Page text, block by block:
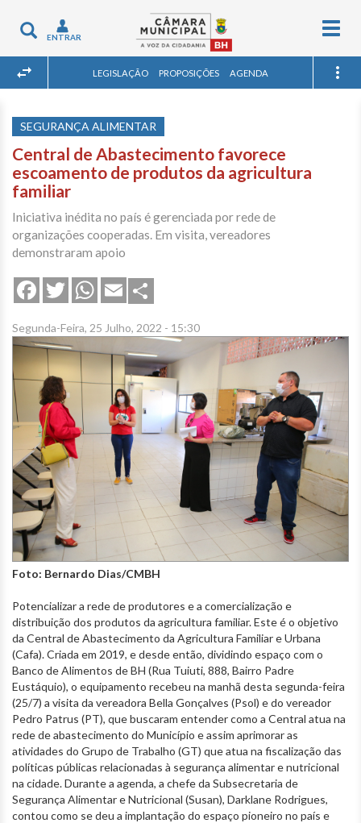
Toggle
navigation
ENTRAR
LEGISLAÇÃO PROPOSIÇÕES AGENDA
SEGURANÇA ALIMENTAR
Central de Abastecimento favorece
escoamento de produtos da agricultura
familiar
Iniciativa inédita no país é gerenciada por rede de
organizações cooperadas. Em visita, vereadores
demonstraram apoio
FacebookTwitterWhatsApp
Email
Segunda-Feira, 25 Julho, 2022 - 15:30
Foto: Bernardo Dias/CMBH
Potencializar a rede de produtores e a comercialização e
distribuição dos produtos da agricultura familiar. Este é o objetivo
da Central de Abastecimento da Agricultura Familiar e Urbana
(Cafa). Criada em 2019, e desde então, dividindo espaço com o
Banco de Alimentos de BH (Rua Tuiuti, 888, Bairro Padre
Eustáquio), o equipamento recebeu na manhã desta segunda-feira
(25/7) a visita da vereadora Bella Gonçalves (Psol) e do vereador
Pedro Patrus (PT), que buscaram entender como a Central atua na
rede de abastecimento do Município e assim aprimorar as
atividades do Grupo de Trabalho (GT) que atua na fiscalização das
políticas públicas relacionadas à segurança alimentar e nutricional
na cidade. Durante a agenda, a chefe da Subsecretaria de
Segurança Alimentar e Nutricional (Susan), Darklane Rodrigues,
contou como se deu a implantação do espaço pioneiro no país e